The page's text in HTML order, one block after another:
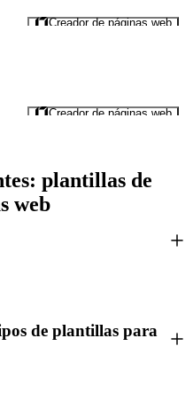
Creador de páginas web
Creador de páginas web
plantillas de
web
de plantillas para